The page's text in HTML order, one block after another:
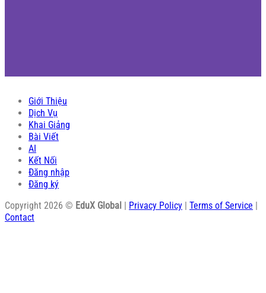
Giới Thiệu
Dịch Vụ
Khai Giảng
Bài Viết
AI
Kết Nối
Đăng nhập
Đăng ký
Copyright 2026 © EduX Global | Privacy Policy | Terms of Service |
Contact